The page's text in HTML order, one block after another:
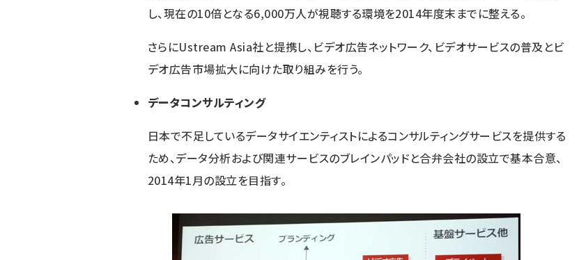
し、現在の10倍となる6,000万人が視聴する環境を2014年度末までに整える。
さらにUstream Asia社と提携し、ビデオ広告ネットワーク、ビデオサービスの普及とビ
デオ広告市場拡大に向けた取り組みを行う。
データコンサルティング
日本で不足しているデータサイエンティストによるコンサルティングサービスを提供する
ため、データ分析および関連サービスのブレインパッドと合弁会社の設立で基本合意、
2014年1月の設立を目指す。